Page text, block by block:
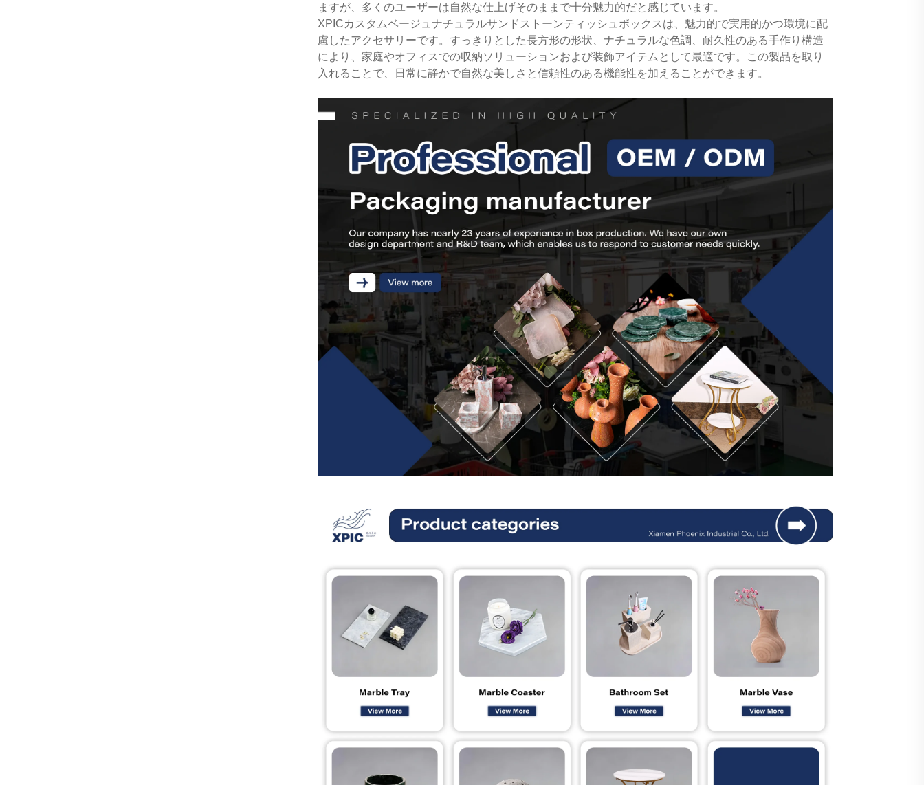
ますが、多くのユーザーは自然な仕上げそのままで十分魅力的だと感じています。
XPICカスタムベージュナチュラルサンドストーンティッシュボックスは、魅力的で実用的かつ環境に配
慮したアクセサリーです。すっきりとした長方形の形状、ナチュラルな色調、耐久性のある手作り構造
により、家庭やオフィスでの収納ソリューションおよび装飾アイテムとして最適です。この製品を取り
入れることで、日常に静かで自然な美しさと信頼性のある機能性を加えることができます。